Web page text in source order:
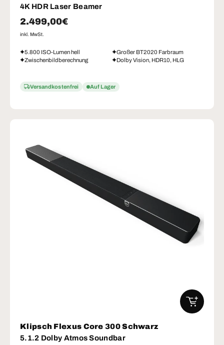
4K HDR Laser Beamer
Normaler Preis
2.499,00€
inkl. MwSt.
5.800 ISO-Lumen hell
Großer BT2020 Farbraum
Zwischenbildberechnung
Dolby Vision, HDR10, HLG
Versandkostenfrei Auf Lager
Klipsch Flexus Core 300 Schwarz
5.1.2 Dolby Atmos Soundbar
IN DEN